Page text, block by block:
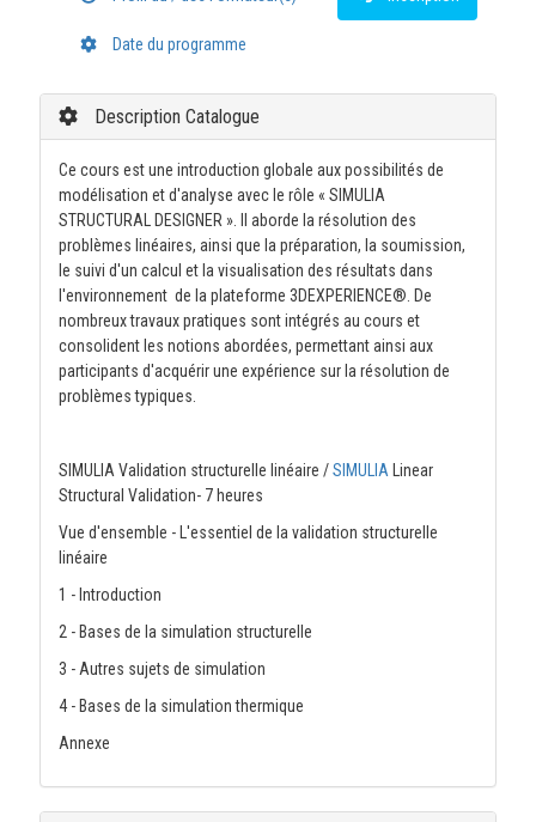
Date du programme
Description Catalogue
Ce cours est une introduction globale aux possibilités de
modélisation et d'analyse avec le rôle « SIMULIA
STRUCTURAL DESIGNER ». Il aborde la résolution des
problèmes linéaires, ainsi que la préparation, la soumission,
le suivi d'un calcul et la visualisation des résultats dans
l'environnement de la plateforme 3DEXPERIENCE®. De
nombreux travaux pratiques sont intégrés au cours et
consolident les notions abordées, permettant ainsi aux
participants d'acquérir une expérience sur la résolution de
problèmes typiques.
SIMULIA Validation structurelle linéaire /SIMULIA Linear
Structural Validation- 7 heures
Vue d'ensemble - L'essentiel de la validation structurelle
linéaire
1 - Introduction
2 - Bases de la simulation structurelle
3 - Autres sujets de simulation
4 - Bases de la simulation thermique
Annexe